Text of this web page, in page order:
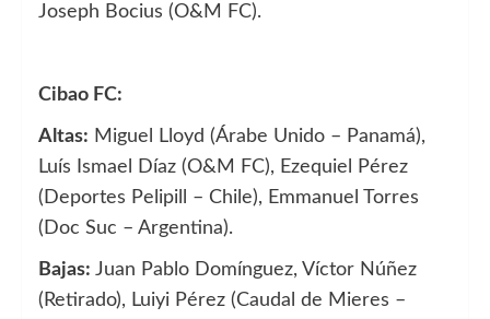
Joseph Bocius (O&M FC).
Cibao FC:
Altas: Miguel Lloyd (Árabe Unido – Panamá),
Luís Ismael Díaz (O&M FC), Ezequiel Pérez
(Deportes Pelipill – Chile), Emmanuel Torres
(Doc Suc – Argentina).
Bajas: Juan Pablo Domínguez, Víctor Núñez
(Retirado), Luiyi Pérez (Caudal de Mieres –